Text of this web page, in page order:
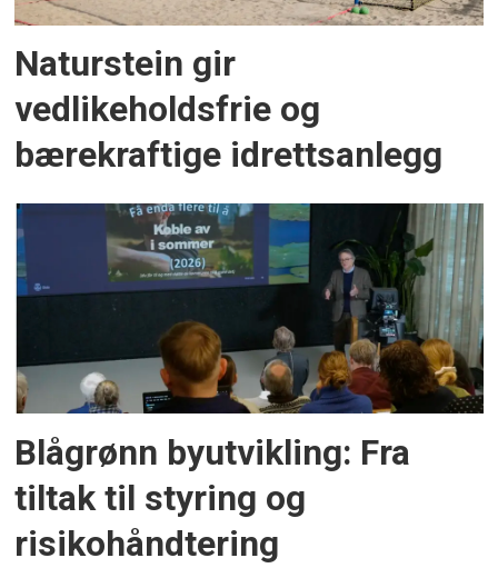
Naturstein gir
vedlikeholdsfrie og
bærekraftige idrettsanlegg
Blågrønn byutvikling: Fra
tiltak til styring og
risikohåndtering